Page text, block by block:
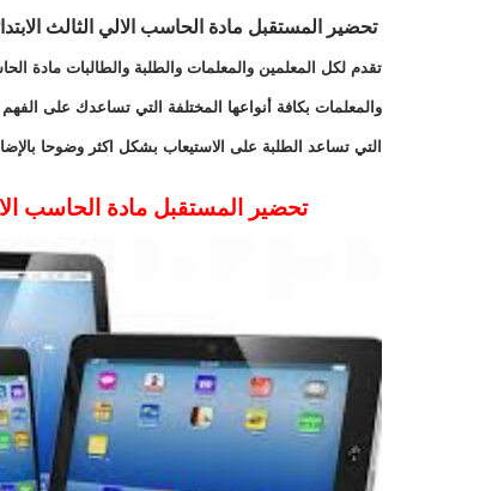
تحضير المستقبل مادة الحاسب الالي الثالث الابتدائي
تقدم لكل المعلمين والمعلمات والطلبة والطالبات مادة
والمعلمات بكافة أنواعها المختلفة التي تساعدك على
التي تساعد الطلبة على الاستيعاب بشكل اكثر وضوحا
تحضير المستقبل مادة الحاسب الالي